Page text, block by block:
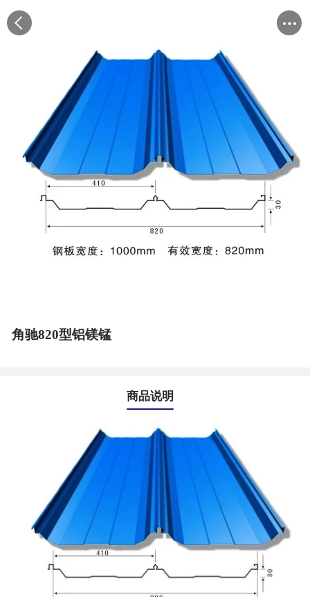
角驰820型铝镁锰
商品说明